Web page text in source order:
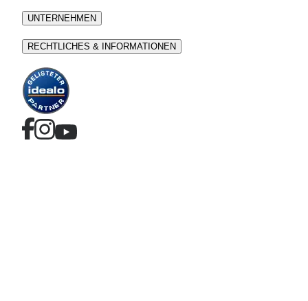
UNTERNEHMEN
RECHTLICHES & INFORMATIONEN